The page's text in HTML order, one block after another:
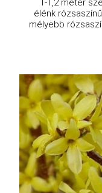
1-1,2 méter
élénk
mélyebb